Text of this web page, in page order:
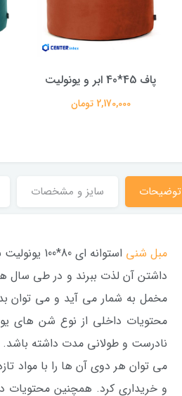
پاف 45*40 ابر و یونولیت
2,170,000 تومان
توضیحات سایز و مشخصات
مبل شنی
استوانه
داشتن آن لذت ببرند و در طی سال
مخمل به شمار می آید و می توان
محتویات داخلی از نوع شن های
نادرست و طولانی مدت داشته
می توان هر دوی آن ها را با مواد
و خریداری کرد. همچنین محتویات